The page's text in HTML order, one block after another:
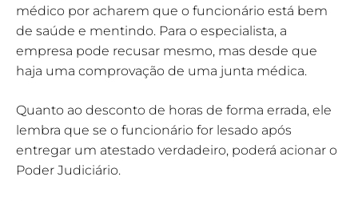
médico por acharem que o funcionário está bem
de saúde e mentindo. Para o especialista, a
empresa pode recusar mesmo, mas desde que
haja uma comprovação de uma junta médica.
Quanto ao desconto de horas de forma errada, ele
lembra que se o funcionário for lesado após
entregar um atestado verdadeiro, poderá acionar o
Poder Judiciário.